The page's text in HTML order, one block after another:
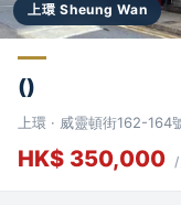
上環 Sheung Wan
()
上環 · 威靈頓街162-164
HK$ 350,000 /